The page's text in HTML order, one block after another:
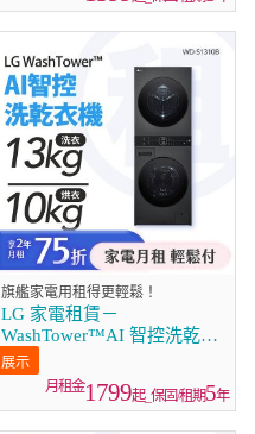
旗艦家電用租得更輕鬆！
LG 家電租賃－
WashTower™AI 智控洗乾衣
機 (WD-S1310B)
1799起_保固/租期5年